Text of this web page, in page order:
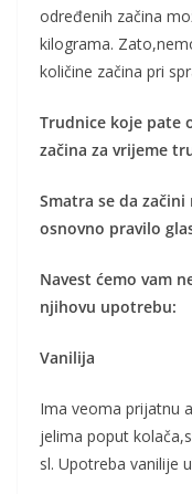
određenih začina
kilograma.
količine začina pri
Trudnice koje pate
začina za vrijeme
Smatra se da
osnovno pravilo
Navest ćemo vam
njihovu upotrebu:
Vanilija
Ima veoma prijatnu
jelima poput
sl. Upotreba vanilije